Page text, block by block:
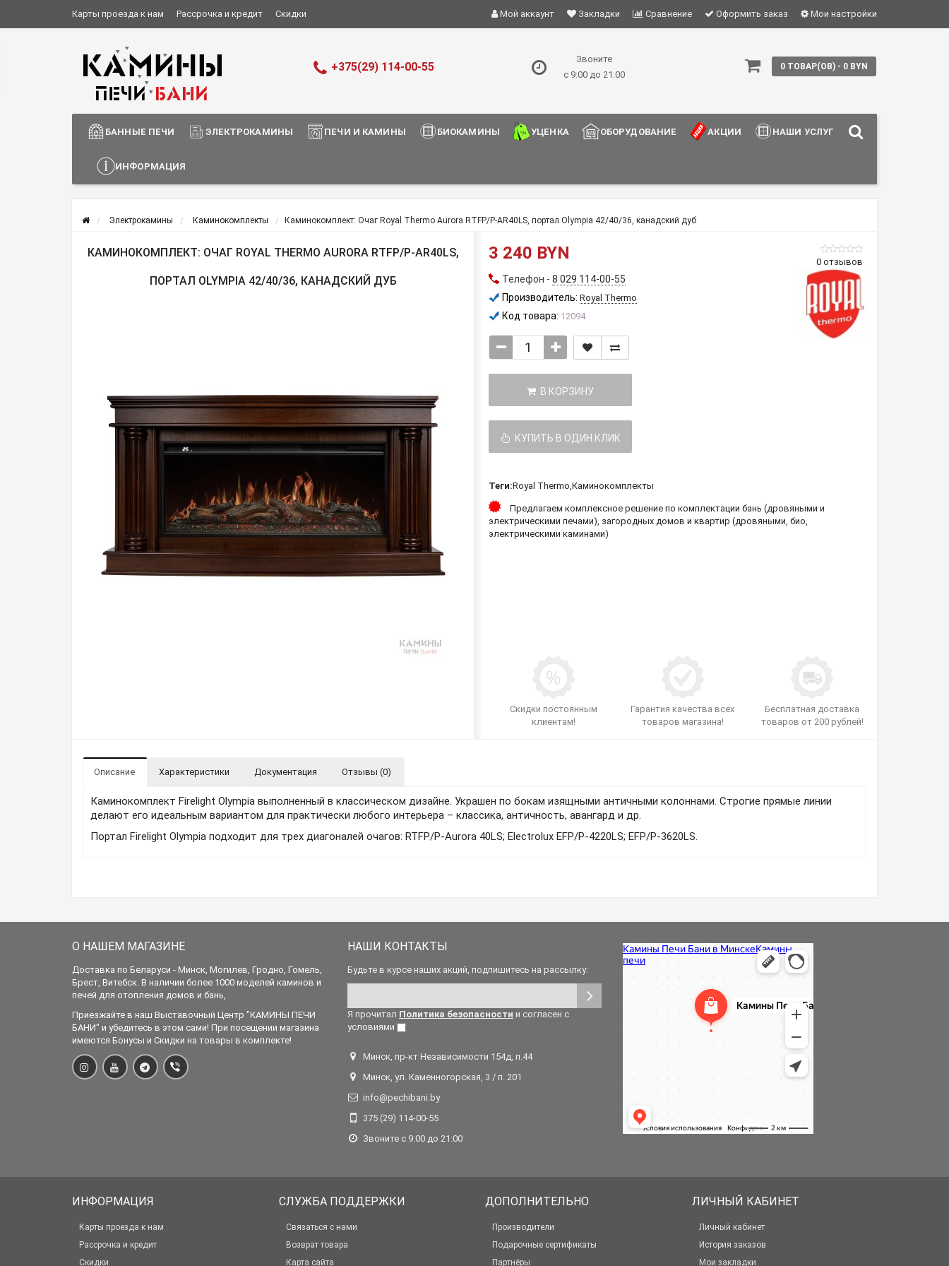
Карты проезда к нам Рассрочка и кредит Скидки
Информация о доставке
Мой аккаунт Закладки Сравнение Оформить заказ Мои настройки
+375(29) 114-00-55
Звоните
с 9:00 до 21:00
0 ТОВАР(ОВ) - 0 BYN
БАННЫЕ ПЕЧИ ЭЛЕКТРОКАМИНЫ ПЕЧИ И КАМИНЫ БИОКАМИНЫ УЦЕНКА ОБОРУДОВАНИЕ АКЦИИ НАШИ УСЛУГИ
ИНФОРМАЦИЯ
Электрокамины Каминокомплекты Каминокомплект: Очаг Royal Thermo Aurora RTFP/P-AR40LS, портал Olympia 42/40/36, канадский дуб
КАМИНОКОМПЛЕКТ: ОЧАГ ROYAL THERMO AURORA RTFP/P-AR40LS,
ПОРТАЛ OLYMPIA 42/40/36, КАНАДСКИЙ ДУБ
0 отзывов
3 240 BYN
Телефон - 8 029 114-00-55
Производитель: Royal Thermo
Код товара: 12094
В КОРЗИНУ
КУПИТЬ В ОДИН КЛИК
Теги:Royal Thermo,Каминокомплекты
Скидки постоянным
клиентам!
Гарантия качества всех
товаров магазина!
Бесплатная доставка
товаров от 200 рублей!
Предлагаем комплексное решение по комплектации бань (дровяными и
электрическими печами), загородных домов и квартир (дровяными, био,
электрическими каминами)
Описание Характеристики Документация Отзывы (0)
Каминокомплект Firelight Olympia выполненный в классическом дизайне. Украшен по бокам изящными античными колоннами. Строгие прямые линии
делают его идеальным вариантом для практически любого интерьера – классика, античность, авангард и др.
Портал Firelight Olympia подходит для трех диагоналей очагов: RTFP/P-Aurora 40LS; Electrolux EFP/P-4220LS; EFP/P-3620LS.
О НАШЕМ МАГАЗИНЕ
Доставка по Беларуси - Минск, Могилев, Гродно, Гомель,
Брест, Витебск. В наличии более 1000 моделей каминов и
печей для отопления домов и бань,
Приезжайте в наш Выставочный Центр "КАМИНЫ ПЕЧИ
БАНИ" и убедитесь в этом сами! При посещении магазина
имеются Бонусы и Скидки на товары в комплекте!
НАШИ КОНТАКТЫ
Будьте в курсе наших акций, подпишитесь на рассылку:
Я прочитал Политика безопасности и согласен с
условиями
Минск, пр-кт Независимости 154д, п.44
Минск, ул. Каменногорская, 3 / п. 201
info@pechibani.by
375 (29) 114-00-55
Звоните с 9:00 до 21:00
ИНФОРМАЦИЯ
Карты проезда к нам
Рассрочка и кредит
Скидки
СЛУЖБА ПОДДЕРЖКИ
Связаться с нами
Возврат товара
Карта сайта
ДОПОЛНИТЕЛЬНО
Производители
Подарочные сертификаты
Партнёры
ЛИЧНЫЙ КАБИНЕТ
Личный кабинет
История заказов
Мои закладки